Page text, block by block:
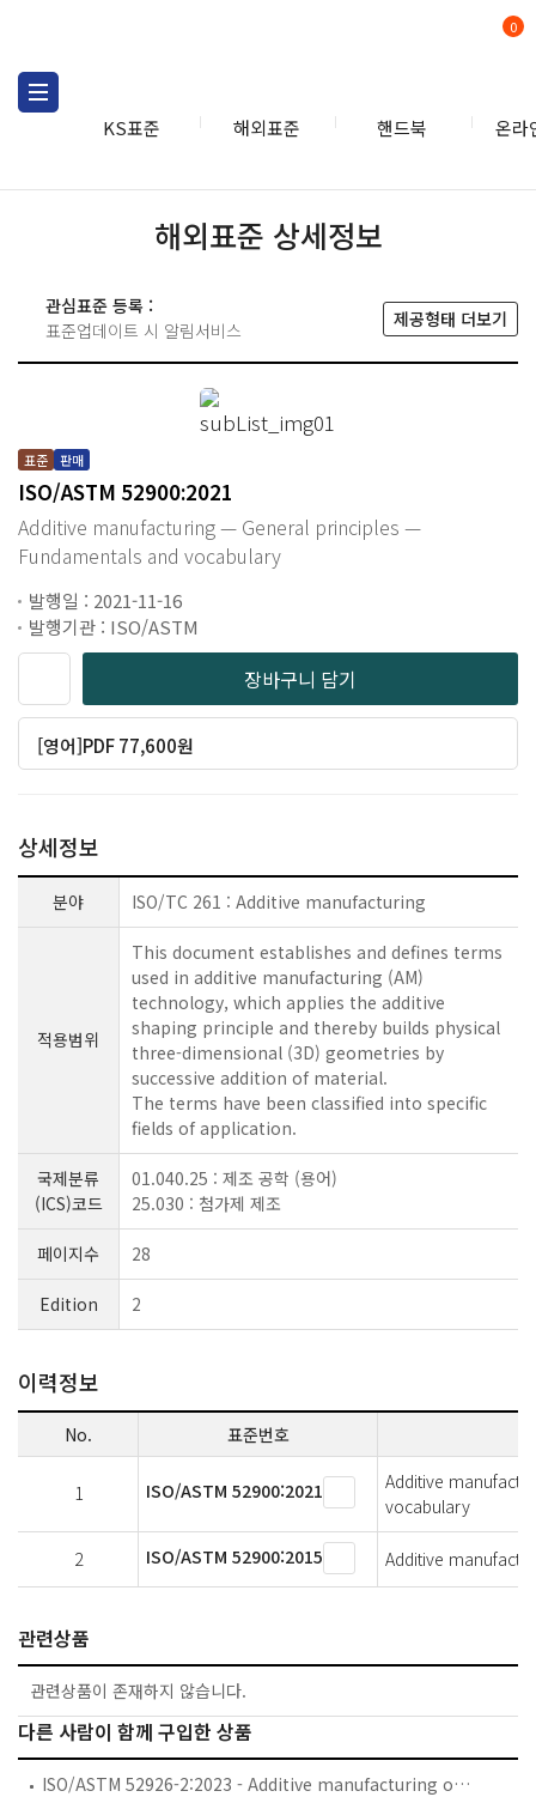
KS표준 해외표준 핸드북 온라
0
해외표준 상세정보
관심표준 등록 :
표준업데이트 시 알림서비스
제공형태 더보기
표준 판매
ISO/ASTM 52900:2021
Additive manufacturing — General principles —
Fundamentals and vocabulary
발행일 : 2021-11-16
발행기관 : ISO/ASTM
장바구니 담기
[영어]PDF 77,600원
상세정보
분야 ISO/TC 261 : Additive manufacturing
적용범위
This document establishes and defines terms
used in additive manufacturing (AM)
technology, which applies the additive
shaping principle and thereby builds physical
three-dimensional (3D) geometries by
successive addition of material.
The terms have been classified into specific
fields of application.
국제분류
(ICS)코드
01.040.25 : 제조 공학 (용어)
25.030 : 첨가제 제조
페이지수 28
Edition 2
이력정보
No. 표준번호
1 ISO/ASTM 52900:2021
Additive
vocabulary
2 ISO/ASTM 52900:2015 Additive
관련상품
관련상품이 존재하지 않습니다.
다른 사람이 함께 구입한 상품
ISO/ASTM 52926-2:2023 - Additive manufacturing of metals — Qualification principles — Part 2: Qualification of operators for PBF-LB